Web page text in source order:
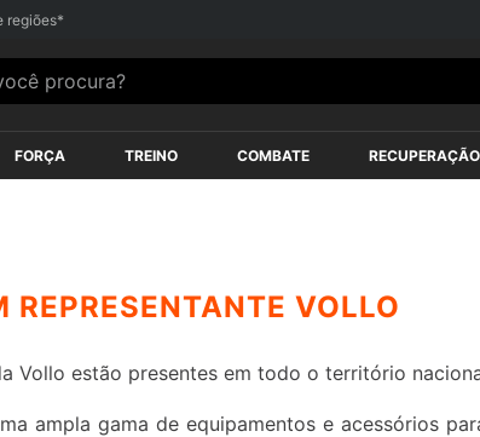
regiões*
procura?
FORÇA TREINO COMBATE RECUPERAÇÃO
REPRESENTANTE VOLLO
Vollo estão presentes em todo o território
ampla gama de equipamentos e acessórios